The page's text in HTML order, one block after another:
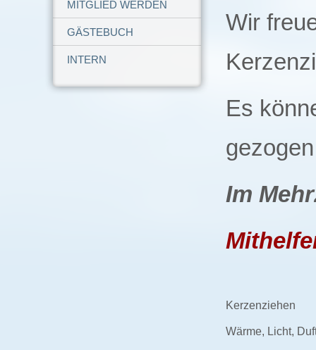
MITGLIED WERDEN
GÄSTEBUCH
INTERN
Wir
Es
Im
Kerzenziehen
Wärme, Licht,